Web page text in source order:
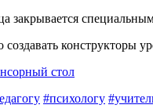
закрывается
конструкторы
#психологу